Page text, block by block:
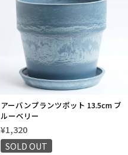
アーバンプランツポット 13.5cm ブ
ルーベリー
¥1,320
SOLD OUT